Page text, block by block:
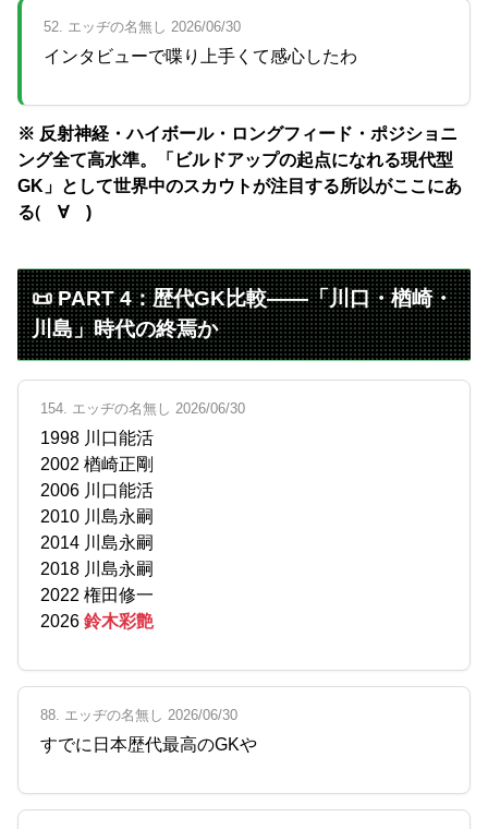
52. エッヂの名無し 2026/06/30
インタビューで喋り上手くて感心したわ
※ 反射神経・ハイボール・ロングフィード・ポジショニ
ング全て高水準。「ビルドアップの起点になれる現代型
GK」として世界中のスカウトが注目する所以がここにあ
る(゚∀゚)
📜 PART 4：歴代GK比較——「川口・楢崎・
川島」時代の終焉か
154. エッヂの名無し 2026/06/30
1998 川口能活
2002 楢崎正剛
2006 川口能活
2010 川島永嗣
2014 川島永嗣
2018 川島永嗣
2022 権田修一
2026 鈴木彩艶
88. エッヂの名無し 2026/06/30
すでに日本歴代最高のGKや